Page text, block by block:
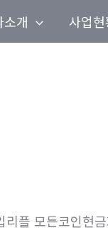
소개 사업
플 모든코인현